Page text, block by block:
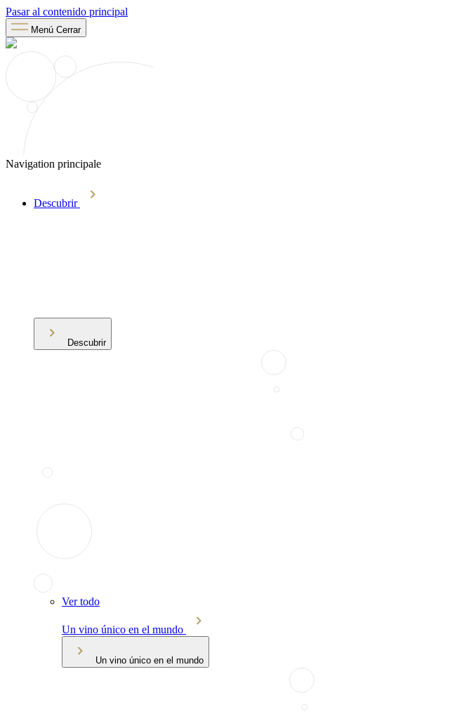
Pasar al contenido principal
Menú Cerrar
Navigation principale
Descubrir
Descubrir
Ver todo
Un vino único en el mundo
Un vino único en el mundo